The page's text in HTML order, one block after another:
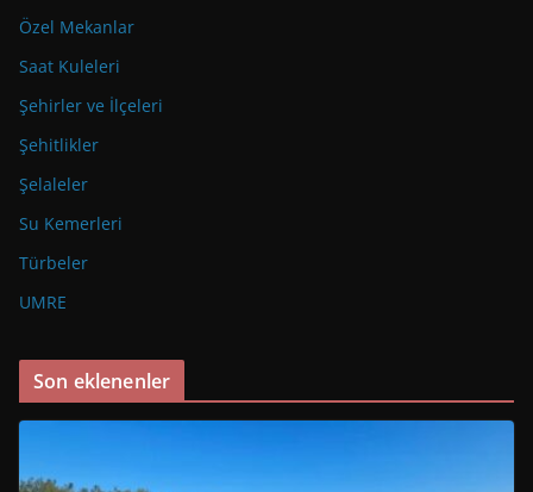
Özel Mekanlar
Saat Kuleleri
Şehirler ve İlçeleri
Şehitlikler
Şelaleler
Su Kemerleri
Türbeler
UMRE
Son eklenenler